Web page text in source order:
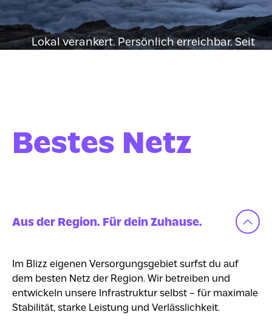
Lokal verankert. Persönlich erreichbar. Seit
Bestes Netz
Aus der Region. Für dein Zuhause.
Im Blizz eigenen Versorgungsgebiet surfst du auf
dem besten Netz der Region. Wir betreiben und
entwickeln unsere Infrastruktur selbst – für maximale
Stabilität, starke Leistung und Verlässlichkeit.